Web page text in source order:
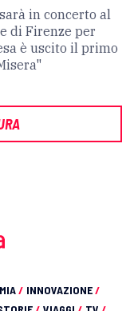
in concerto al
di Firenze per
è uscito il primo
/ INNOVAZIONE/